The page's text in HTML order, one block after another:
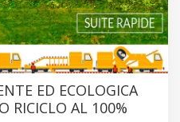
ED ECOLOGICA
RICICLO AL 100%